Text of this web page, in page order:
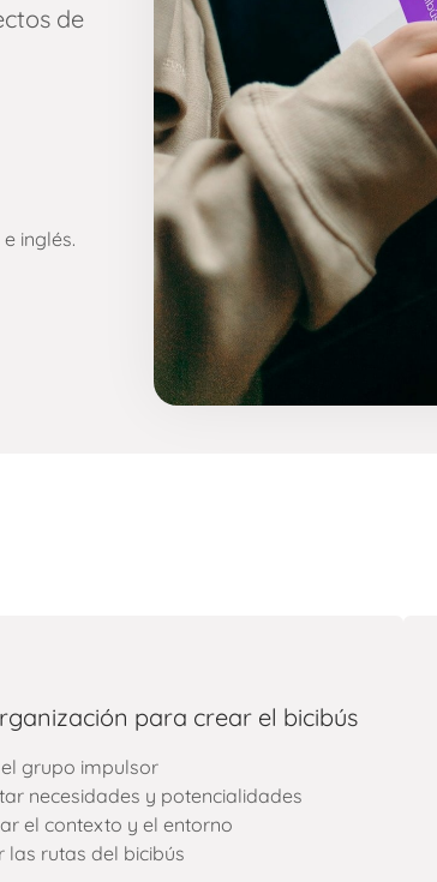
de
inglés.
para crear el bicibús
grupo impulsor
necesidades y potencialidades
el contexto y el entorno
las rutas del bicibús